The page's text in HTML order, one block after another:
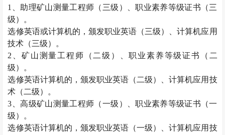
1
、助理矿山测量工程师（三级）、职业素养等级证书（三
级）。
选修英语或计算机的，颁发职业英语（三级）、计算机应用
技术（三级）。
2 、矿山测量工程师（二级）、职业素养等级证书（二
级）。
选修英语计算机的，颁发职业英语（二级）、计算机应用技
术（二级）。
3 、高级矿山测量工程师（一级）、职业素养等级证书（一
级）。
选修英语计算机的，颁发职业英语（一级）、计算机应用技